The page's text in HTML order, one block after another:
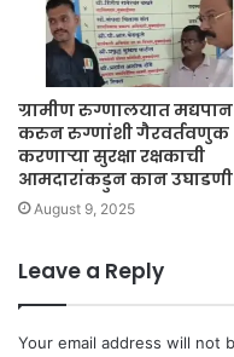
ग्रामीण रुग्णालयात मद्यपान
करुन रुग्णांशी गैरवर्तवणुक
करणाऱ्या सुरक्षा रक्षकाची
आमदारांकडुन कान उघाडणी
August 9, 2025
Leave a Reply
Your email address will not